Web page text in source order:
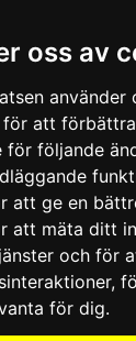
oss av
använder
för att
för följande
att ge en
att mäta ditt
och för
,
för dig.